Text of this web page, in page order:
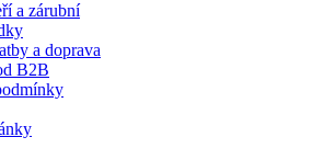
a zárubní
a doprava
B2B